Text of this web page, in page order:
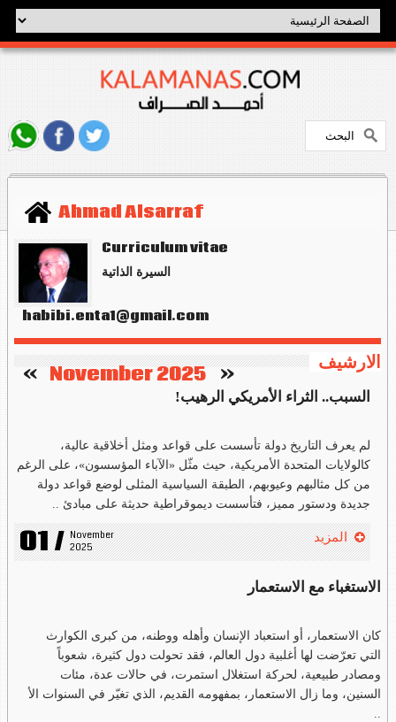
Ahmad Alsarraf
Curriculum vitae
السيرة الذاتية
habibi.enta1@gmail.com
الارشيف «
November 2025
»
السبب.. الثراء الأمريكي الرهيب!
لم يعرف التاريخ دولة تأسست على قواعد ومثل أخلاقية عالية،
كالولايات المتحدة الأمريكية، حيث مثّل «الآباء المؤسسون»، على الرغم
من كل مثالبهم وعيوبهم، الطبقة السياسية المثلى لوضع قواعد دولة
جديدة ودستور مميز، فتأسست ديموقراطية حديثة على مبادئ ..
01 / November
2025
المزيد
الاستغباء مع الاستعمار
كان الاستعمار، أو استعباد الإنسان وأهله ووطنه، من كبرى الكوارث
التي تعرّضت لها أغلبية دول العالم، فقد تحولت دول كثيرة، شعوباً
ومصادر طبيعية، لحركة استغلال استمرت، في حالات عدة، مئات
السنين، وما زال الاستعمار، بمفهومه القديم، الذي تغيّر في السنوات الأ
..